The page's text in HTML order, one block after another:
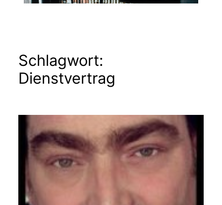
Schlagwort:
Dienstvertrag